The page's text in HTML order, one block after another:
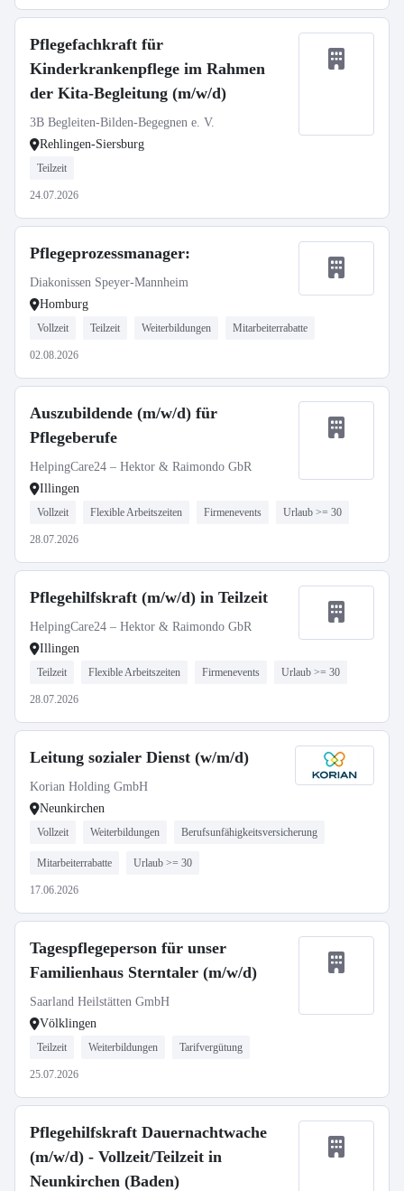
Pflegefachkraft für
Kinderkrankenpflege im Rahmen
der Kita-Begleitung (m/w/d)
3B Begleiten-Bilden-Begegnen e. V.
Rehlingen-Siersburg
Teilzeit
24.07.2026
Pflegeprozessmanager:
Diakonissen Speyer-Mannheim
Homburg
Vollzeit Teilzeit Weiterbildungen Mitarbeiterrabatte
02.08.2026
Auszubildende (m/w/d) für
Pflegeberufe
HelpingCare24 – Hektor & Raimondo GbR
Illingen
Vollzeit Flexible Arbeitszeiten Firmenevents Urlaub >= 30
28.07.2026
Pflegehilfskraft (m/w/d) in Teilzeit
HelpingCare24 – Hektor & Raimondo GbR
Illingen
Teilzeit Flexible Arbeitszeiten Firmenevents Urlaub >= 30
28.07.2026
Leitung sozialer Dienst (w/m/d)
Korian Holding GmbH
Neunkirchen
Vollzeit Weiterbildungen Berufsunfähigkeitsversicherung
Mitarbeiterrabatte Urlaub >= 30
17.06.2026
Tagespflegeperson für unser
Familienhaus Sterntaler (m/w/d)
Saarland Heilstätten GmbH
Völklingen
Teilzeit Weiterbildungen Tarifvergütung
25.07.2026
Pflegehilfskraft Dauernachtwache
(m/w/d) - Vollzeit/Teilzeit in
Neunkirchen (Baden)